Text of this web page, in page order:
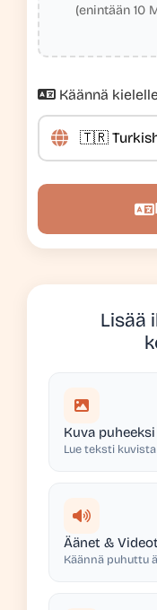
(enintään 10
Käännä
Lisää
Kuva puheeksi
Lue teksti kuvista
Äänet &
Käännä puhuttu